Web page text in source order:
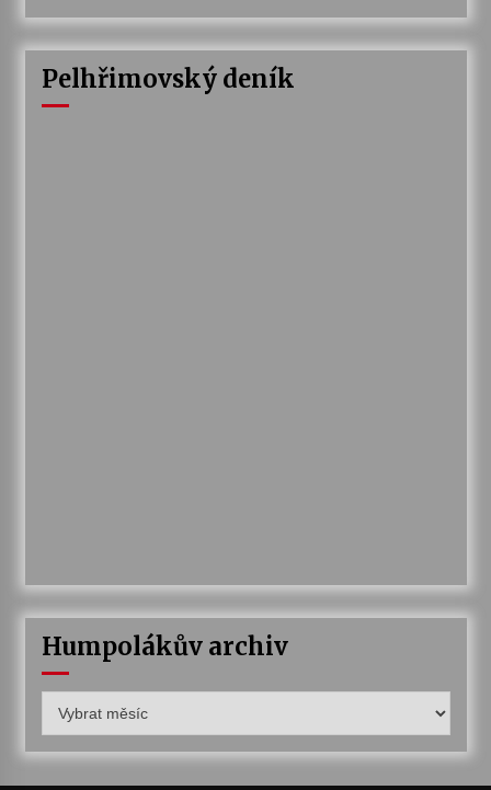
Pelhřimovský deník
Humpolákův archiv
archiv